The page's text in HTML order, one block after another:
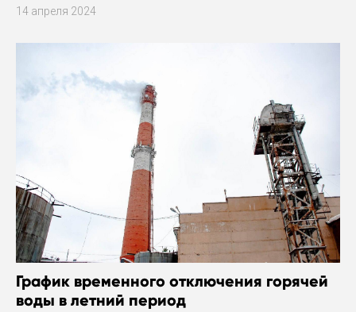
14 апреля 2024
График временного отключения горячей
воды в летний период